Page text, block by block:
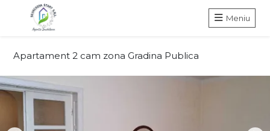
Meniu
Apartament 2 cam zona Gradina Publica